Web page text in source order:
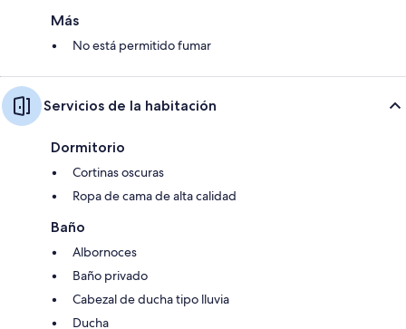
Más
No está permitido fumar
Servicios de la habitación
Dormitorio
Cortinas oscuras
Ropa de cama de alta calidad
Baño
Albornoces
Baño privado
Cabezal de ducha tipo lluvia
Ducha